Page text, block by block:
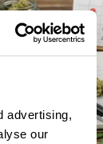
advertising,
our